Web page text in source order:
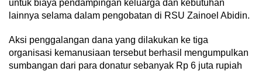
untuk biaya pendampingan keluarga dan kebutuhan
lainnya selama dalam pengobatan di RSU Zainoel Abidin.
Aksi penggalangan dana yang dilakukan ke tiga
organisasi kemanusiaan tersebut berhasil mengumpulkan
sumbangan dari para donatur sebanyak Rp 6 juta rupiah